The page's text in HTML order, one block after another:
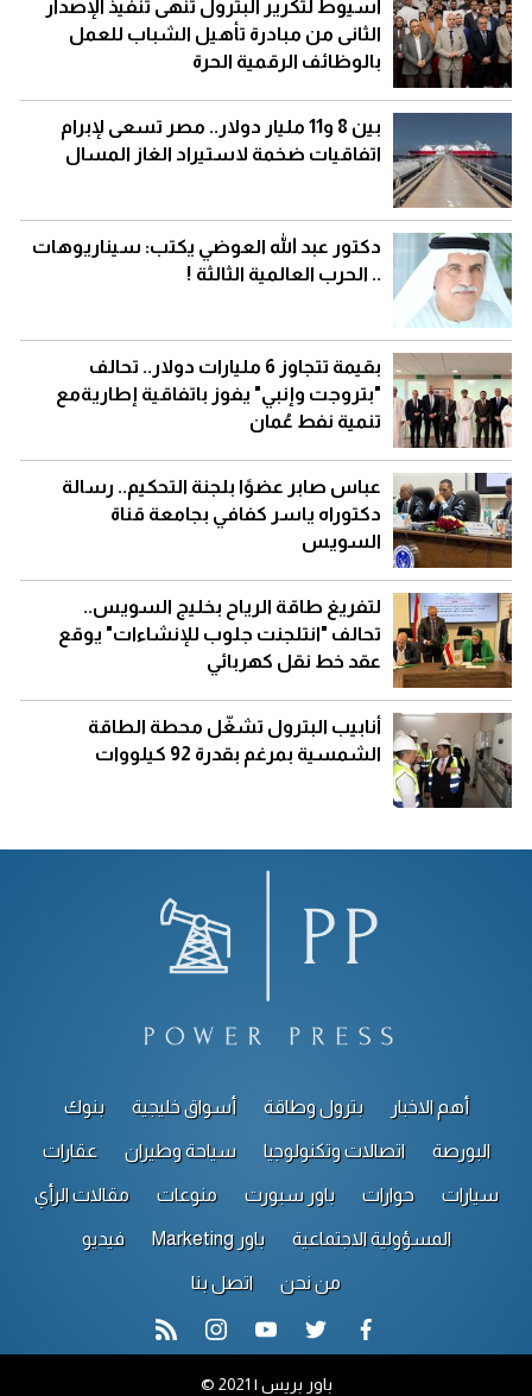
أسيوط لتكرير البترول تُنهى تنفيذ الإصدار
الثانى من مبادرة تأهيل الشباب للعمل
بالوظائف الرقمية الحرة
بين 8 و11 مليار دولار.. مصر تسعى لإبرام
اتفاقيات ضخمة لاستيراد الغاز المسال
دكتور عبد الله العوضي يكتب: سيناريوهات
.. الحرب العالمية الثالثة !
بقيمة تتجاوز 6 مليارات دولار.. تحالف
"بتروجت وإنبي" يفوز باتفاقية إطاريةمع
تنمية نفط عُمان
عباس صابر عضوًا بلجنة التحكيم.. رسالة
دكتوراه ياسر كفافي بجامعة قناة
السويس
لتفريغ طاقة الرياح بخليج السويس..
تحالف "انتلجنت جلوب للإنشاءات" يوقع
عقد خط نقل كهربائي
أنابيب البترول تشغّل محطة الطاقة
الشمسية بمرغم بقدرة 92 كيلووات
أهم الاخبار بترول وطاقة أسواق خليجية بنوك
البورصة اتصالات وتكنولوجيا سياحة وطيران عقارات
سيارات حوارات باور سبورت منوعات مقالات الرأي
المسؤولية الاجتماعية باور Marketing فيديو
من نحن اتصل بنا
facebook
twitter
youtube
instagram
rss feed
© 2021 | باور بريس